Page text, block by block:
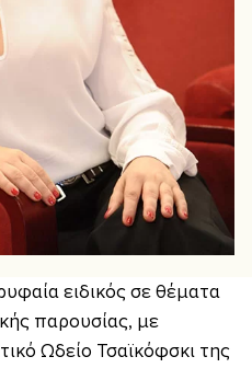
ειδικός σε θέματα
παρουσίας, με
Ωδείο Τσαϊκόφσκι της